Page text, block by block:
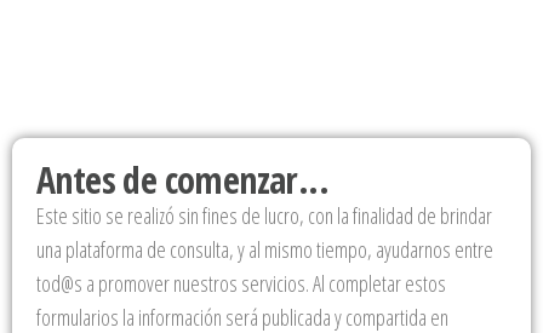
Antes de comenzar...
Este sitio se realizó sin fines de lucro, con la finalidad de brindar
una plataforma de consulta, y al mismo tiempo, ayudarnos entre
tod@s a promover nuestros servicios. Al completar estos
formularios la información será publicada y compartida en